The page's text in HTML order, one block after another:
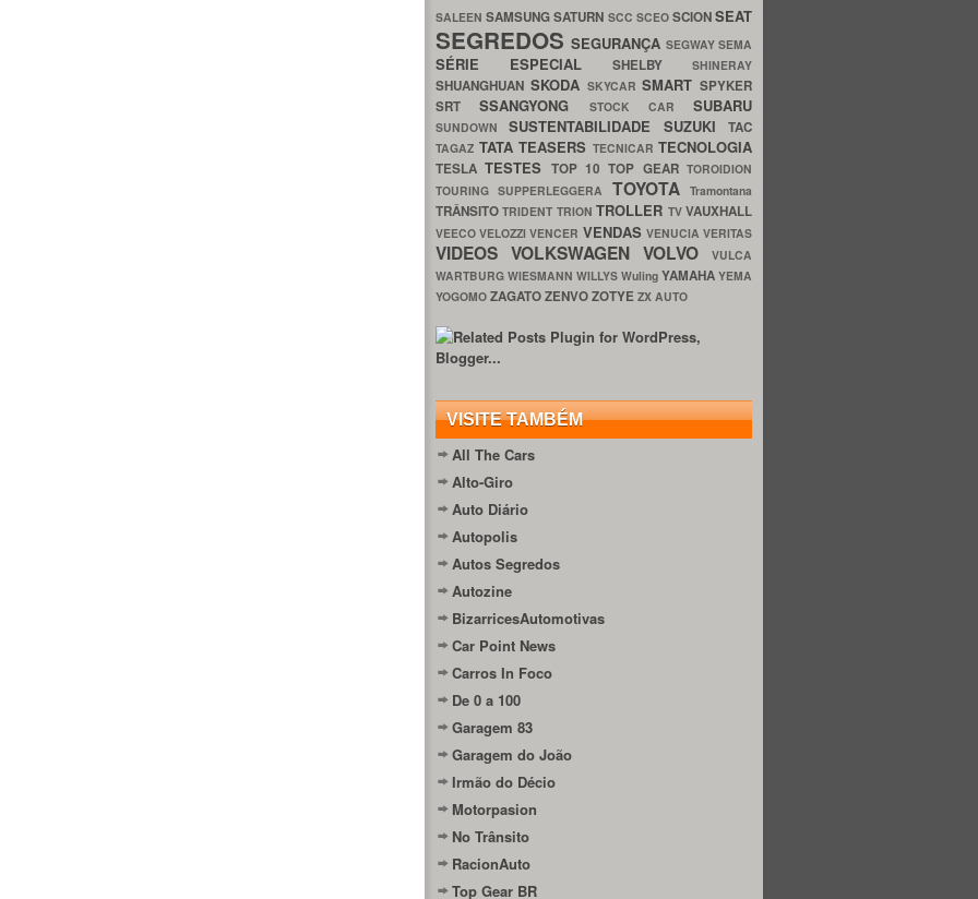
SALEENSAMSUNGSATURN SCC SCEO SCIONSEAT
SEGREDOSSEGURANÇA SEGWAYSEMA
SÉRIE ESPECIAL SHELBY SHINERAY
SHUANGHUAN SKODA SKYCARSMART SPYKER
SRTSSANGYONG STOCK CAR SUBARU
SUNDOWNSUSTENTABILIDADE SUZUKITAC
TAGAZ TATA TEASERS TECNICAR TECNOLOGIA
TESLATESTES TOP 10TOP GEARTOROIDION
TOURING SUPPERLEGGERA TOYOTATramontana
TRÂNSITOTRIDENT TRIONTROLLER TVVAUXHALL
VEECOVELOZZIVENCER VENDAS VENUCIAVERITAS
VIDEOS VOLKSWAGEN VOLVO
VULCA
WARTBURG WIESMANN WILLYS Wuling YAMAHA YEMA
YOGOMO ZAGATOZENVOZOTYE ZX AUTO
VISITE TAMBÉM
All The Cars
Alto-Giro
Auto Diário
Autopolis
Autos Segredos
Autozine
BizarricesAutomotivas
Car Point News
Carros In Foco
De 0 a 100
Garagem 83
Garagem do João
Irmão do Décio
Motorpasion
No Trânsito
RacionAuto
Top Gear BR